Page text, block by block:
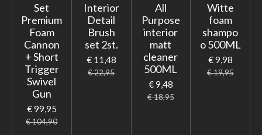
Set
Premium
Foam
Cannon
+ Short
Trigger
Swivel
Gun
€ 99,95
€ 104,90
Interior
Detail
Brush
set 2st.
€ 11,48
€ 22,95
All
Purpose
interior
matt
cleaner
500ML
€ 9,48
€ 18,95
Witte
foam
shampo
o 500ML
€ 9,98
€ 19,95